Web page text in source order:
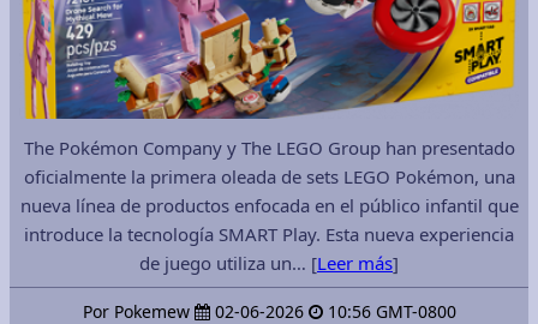
The Pokémon Company y The LEGO Group han presentado
oficialmente la primera oleada de sets LEGO Pokémon, una
nueva línea de productos enfocada en el público infantil que
introduce la tecnología SMART Play. Esta nueva experiencia
de juego utiliza un… [Leer más]
Por Pokemew 02-06-2026 10:56 GMT-0800